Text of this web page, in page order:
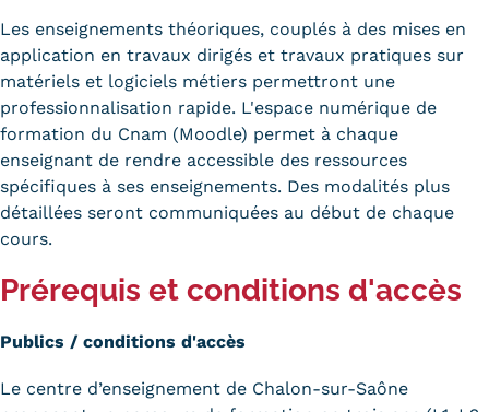
Les enseignements théoriques, couplés à des mises en
application en travaux dirigés et travaux pratiques sur
matériels et logiciels métiers permettront une
professionnalisation rapide. L'espace numérique de
formation du Cnam (Moodle) permet à chaque
enseignant de rendre accessible des ressources
spécifiques à ses enseignements. Des modalités plus
détaillées seront communiquées au début de chaque
cours.
Prérequis et conditions d'accès
Publics / conditions d'accès
Le centre d’enseignement de Chalon-sur-Saône